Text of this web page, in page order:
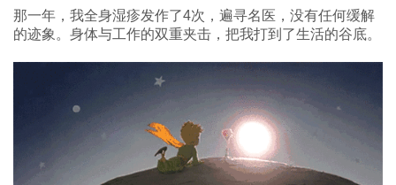
那一年，我全身湿疹发作了4次，遍寻名医，没有任何缓解
的迹象。身体与工作的双重夹击，把我打到了生活的谷底。